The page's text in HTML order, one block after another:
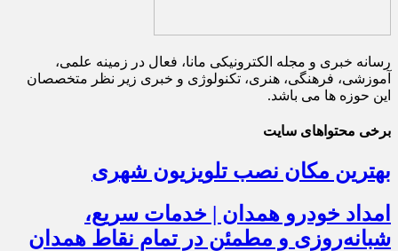
رسانه خبری و مجله الکترونیکی مانا، فعال در زمینه علمی،
آموزشی، فرهنگی، هنری، تکنولوژی و خبری زیر نظر متخصصان
این حوزه ها می باشد.
برخی محتواهای سایت
بهترین مکان نصب تلویزیون شهری
امداد خودرو همدان | خدمات سریع،
شبانه‌روزی و مطمئن در تمام نقاط همدان